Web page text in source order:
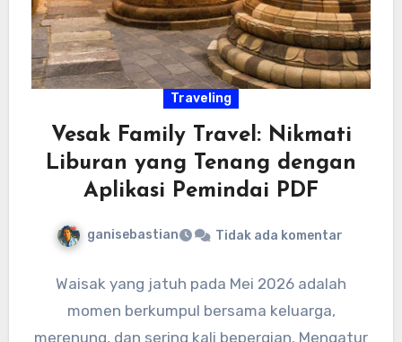
Traveling
Vesak Family Travel: Nikmati
Liburan yang Tenang dengan
Aplikasi Pemindai PDF
ganisebastian Tidak ada komentar
Waisak yang jatuh pada Mei 2026 adalah
momen berkumpul bersama keluarga,
merenung, dan sering kali bepergian. Mengatur